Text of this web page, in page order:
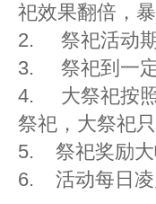
祀效果翻倍，
2. 祭祀活动期
3. 祭祀到一定
4. 大祭祀按照
祭祀，大祭祀只
5. 祭祀奖励大
6. 活动每日凌